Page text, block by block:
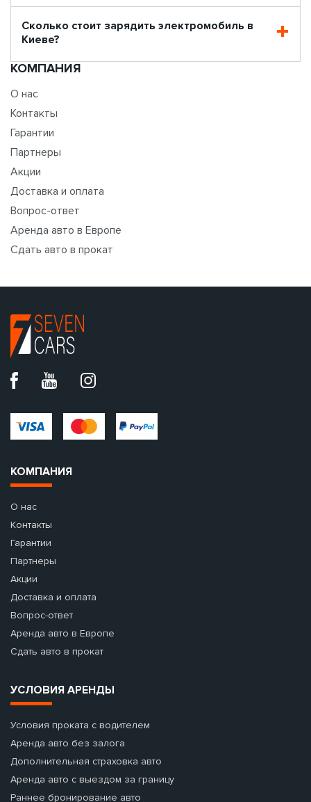
Сколько стоит зарядить электромобиль в
Киеве?
КОМПАНИЯ
О нас
Контакты
Гарантии
Партнеры
Акции
Доставка и оплата
Вопрос-ответ
Аренда авто в Европе
Сдать авто в прокат
КОМПАНИЯ
О нас
Контакты
Гарантии
Партнеры
Акции
Доставка и оплата
Вопрос-ответ
Аренда авто в Европе
Сдать авто в прокат
УСЛОВИЯ АРЕНДЫ
Условия проката с водителем
Аренда авто без залога
Дополнительная страховка авто
Аренда авто с выездом за границу
Раннее бронирование авто